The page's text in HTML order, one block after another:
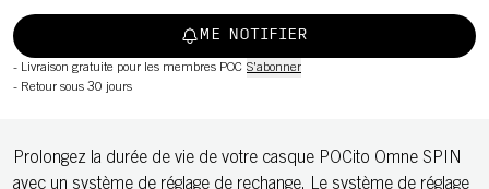
ME NOTIFIER
- Livraison gratuite pour les membres POC S'abonner
- Retour sous 30 jours
Prolongez la durée de vie de votre casque POCito Omne SPIN
avec un système de réglage de rechange. Le système de réglage